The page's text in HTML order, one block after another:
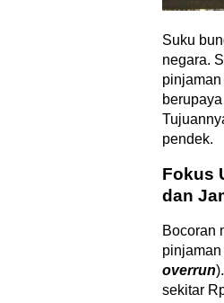
Suku
negara.
pendek.
Fokus
dan
Bocoran
overrun
sekitar